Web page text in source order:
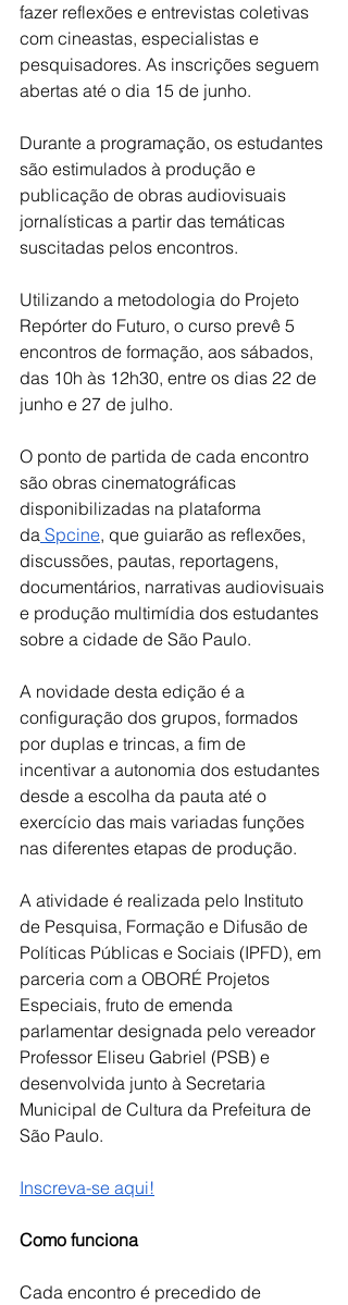
fazer reflexões e entrevistas coletivas
com cineastas, especialistas e
pesquisadores. As inscrições seguem
abertas até o dia 15 de junho.
Durante a programação, os estudantes
são estimulados à produção e
publicação de obras audiovisuais
jornalísticas a partir das temáticas
suscitadas pelos encontros.
Utilizando a metodologia do Projeto
Repórter do Futuro, o curso prevê 5
encontros de formação, aos sábados,
das 10h às 12h30, entre os dias 22 de
junho e 27 de julho.
O ponto de partida de cada encontro
são obras cinematográficas
disponibilizadas na plataforma
da Spcine, que guiarão as reflexões,
discussões, pautas, reportagens,
documentários, narrativas audiovisuais
e produção multimídia dos estudantes
sobre a cidade de São Paulo.
A novidade desta edição é a
configuração dos grupos, formados
por duplas e trincas, a fim de
incentivar a autonomia dos estudantes
desde a escolha da pauta até o
exercício das mais variadas funções
nas diferentes etapas de produção.
A atividade é realizada pelo Instituto
de Pesquisa, Formação e Difusão de
Políticas Públicas e Sociais (IPFD), em
parceria com a OBORÉ Projetos
Especiais, fruto de emenda
parlamentar designada pelo vereador
Professor Eliseu Gabriel (PSB) e
desenvolvida junto à Secretaria
Municipal de Cultura da Prefeitura de
São Paulo.
Inscreva-se aqui!
Como funciona
Cada encontro é precedido de